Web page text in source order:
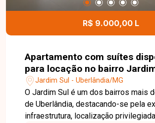
com grande potencial de valorização
Verde Umuarama. Agende uma visita
todos os detalhes deste imóvel.
R$ 9.000,00 L
Apartamento com suítes
para locação no bairro
Uberlândia-MG
Jardim Sul - Uberlândia/MG
O Jardim Sul é um dos bairros mais
de Uberlândia, destacando-se pela
infraestrutura, localização